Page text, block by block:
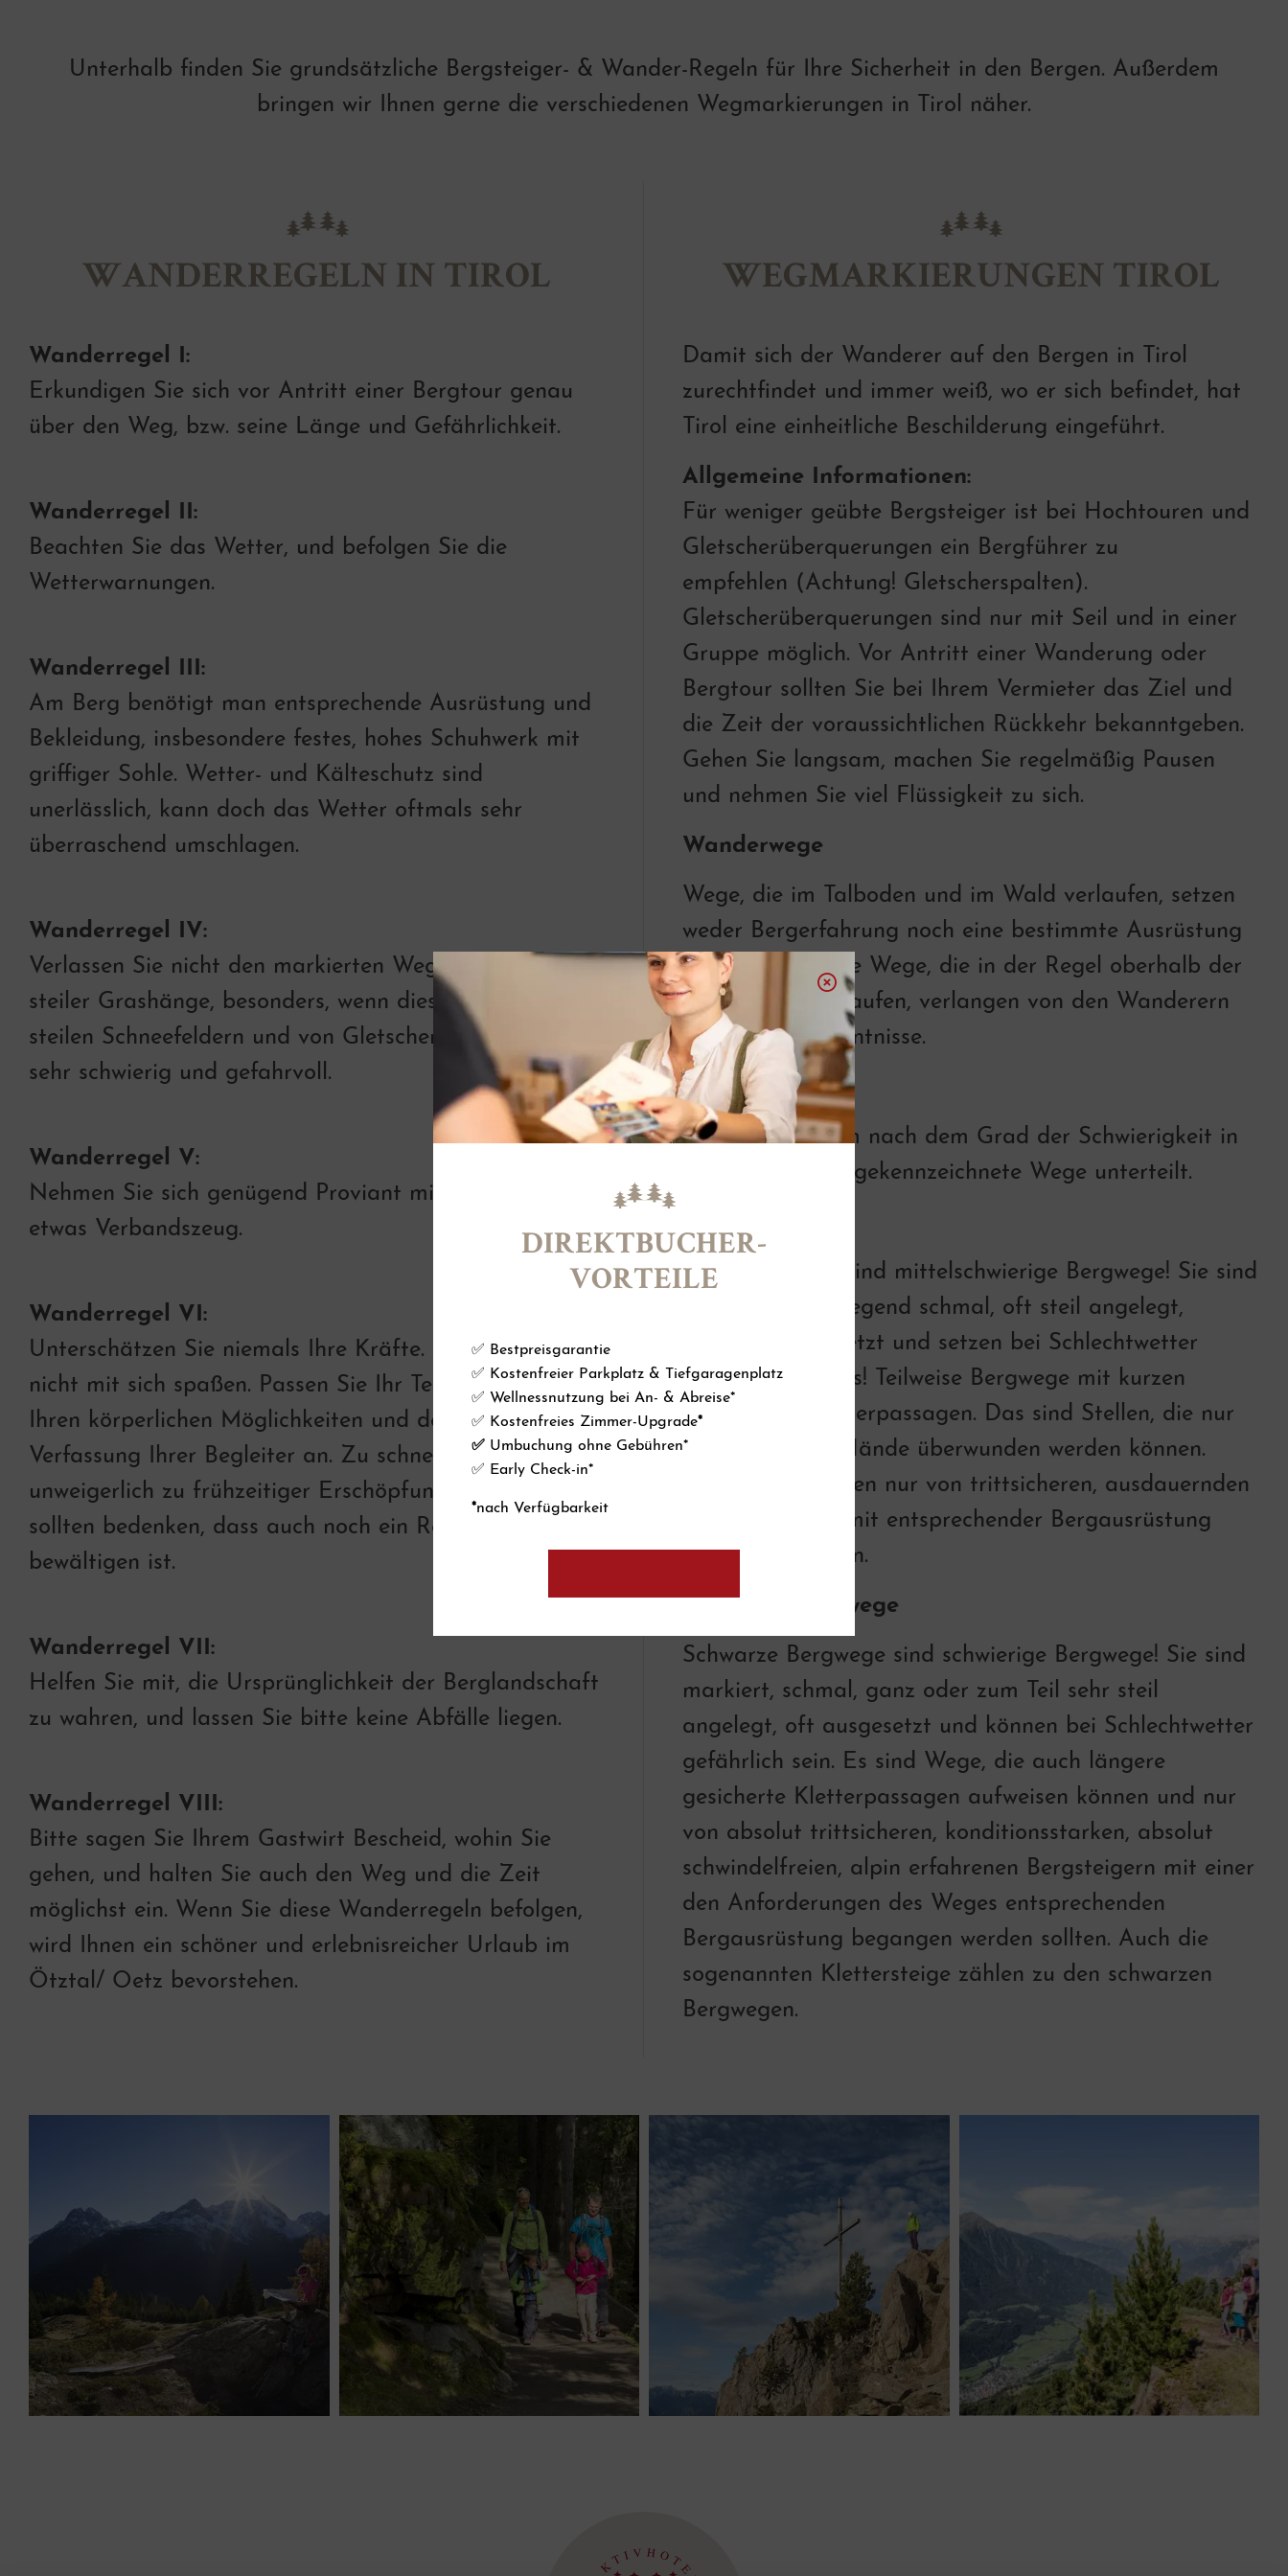
DIREKTBUCHER-
VORTEILE
✅ Bestpreisgarantie
✅ Kostenfreier Parkplatz & Tiefgaragenplatz
✅ Wellnessnutzung bei An- & Abreise*
✅ Kostenfreies Zimmer-Upgrade*
✅ Umbuchung ohne Gebühren*
✅ Early Check-in*
*nach Verfügbarkeit
Unterhalb finden Sie grundsätzliche Bergsteiger- & Wander-Regeln für Ihre Sicherheit in den Bergen. Außerdem
bringen wir Ihnen gerne die verschiedenen Wegmarkierungen in Tirol näher.
WANDERREGELN IN TIROL
Wanderregel I:
Erkundigen Sie sich vor Antritt einer Bergtour genau
über den Weg, bzw. seine Länge und Gefährlichkeit.
Wanderregel II:
Beachten Sie das Wetter, und befolgen Sie die
Wetterwarnungen.
Wanderregel III:
Am Berg benötigt man entsprechende Ausrüstung und
Bekleidung, insbesondere festes, hohes Schuhwerk mit
griffiger Sohle. Wetter- und Kälteschutz sind
unerlässlich, kann doch das Wetter oftmals sehr
überraschend umschlagen.
Wanderregel IV:
Verlassen Sie nicht den markierten Weg. Die Begehung
steiler Grashänge, besonders, wenn diese nass sind, von
steilen Schneefeldern und von Gletschern, ist immer
sehr schwierig und gefahrvoll.
Wanderregel V:
Nehmen Sie sich genügend Proviant mit, außerdem
etwas Verbandszeug.
Wanderregel VI:
Unterschätzen Sie niemals Ihre Kräfte. Die Berge lassen
nicht mit sich spaßen. Passen Sie Ihr Tempo immer
Ihren körperlichen Möglichkeiten und der konditionellen
Verfassung Ihrer Begleiter an. Zu schnelles Gehen führt
unweigerlich zu frühzeitiger Erschöpfung, und Sie
sollten bedenken, dass auch noch ein Retourweg zu
bewältigen ist.
Wanderregel VII:
Helfen Sie mit, die Ursprünglichkeit der Berglandschaft
zu wahren, und lassen Sie bitte keine Abfälle liegen.
Wanderregel VIII:
Bitte sagen Sie Ihrem Gastwirt Bescheid, wohin Sie
gehen, und halten Sie auch den Weg und die Zeit
möglichst ein. Wenn Sie diese Wanderregeln befolgen,
wird Ihnen ein schöner und erlebnisreicher Urlaub im
Ötztal/ Oetz bevorstehen.
WEGMARKIERUNGEN TIROL
Damit sich der Wanderer auf den Bergen in Tirol
zurechtfindet und immer weiß, wo er sich befindet, hat
Tirol eine einheitliche Beschilderung eingeführt.
Allgemeine Informationen:
Für weniger geübte Bergsteiger ist bei Hochtouren und
Gletscherüberquerungen ein Bergführer zu
empfehlen (Achtung! Gletscherspalten).
Gletscherüberquerungen sind nur mit Seil und in einer
Gruppe möglich. Vor Antritt einer Wanderung oder
Bergtour sollten Sie bei Ihrem Vermieter das Ziel und
die Zeit der voraussichtlichen Rückkehr bekanntgeben.
Gehen Sie langsam, machen Sie regelmäßig Pausen
und nehmen Sie viel Flüssigkeit zu sich.
Wanderwege
Wege, die im Talboden und im Wald verlaufen, setzen
weder Bergerfahrung noch eine bestimmte Ausrüstung
voraus. Bergwege Wege, die in der Regel oberhalb der
Waldgrenze verlaufen, verlangen von den Wanderern
alpine Grundkenntnisse.
Bergwege
werden wiederum nach dem Grad der Schwierigkeit in
rot und schwarz gekennzeichnete Wege unterteilt.
Rote Bergwege sind mittelschwierige Bergwege! Sie sind
markiert, überwiegend schmal, oft steil angelegt,
teilweise ausgesetzt und setzen bei Schlechtwetter
Erfahrung voraus! Teilweise Bergwege mit kurzen
gesicherten Kletterpassagen. Das sind Stellen, die nur
mit Einsatzder Hände überwunden werden können.
Diese Wege sollten nur von trittsicheren, ausdauernden
Bergwanderern mit entsprechender Bergausrüstung
begangen werden.
Schwarze Bergwege
Schwarze Bergwege sind schwierige Bergwege! Sie sind
markiert, schmal, ganz oder zum Teil sehr steil
angelegt, oft ausgesetzt und können bei Schlechtwetter
gefährlich sein. Es sind Wege, die auch längere
gesicherte Kletterpassagen aufweisen können und nur
von absolut trittsicheren, konditionsstarken, absolut
schwindelfreien, alpin erfahrenen Bergsteigern mit einer
den Anforderungen des Weges entsprechenden
Bergausrüstung begangen werden sollten. Auch die
sogenannten Klettersteige zählen zu den schwarzen
Bergwegen.